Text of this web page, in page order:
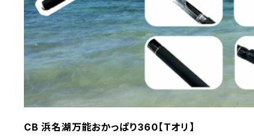
CB 浜名湖万能おかっぱり360【Tオリ】